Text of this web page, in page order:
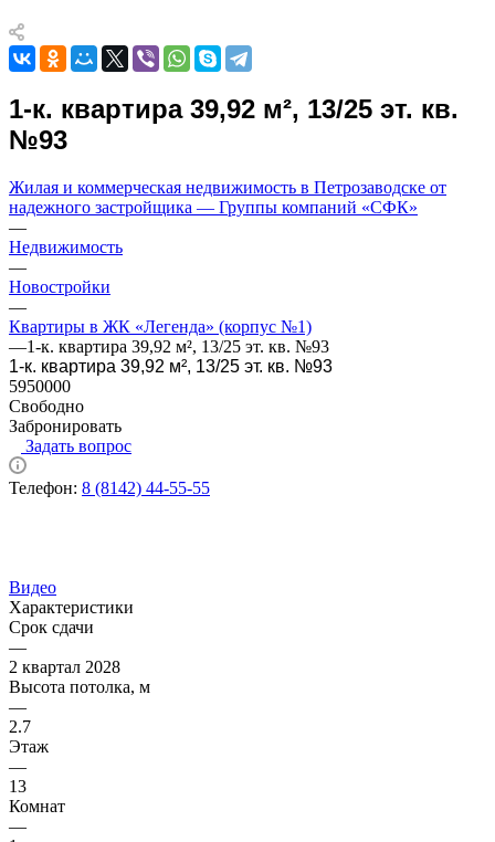
1-к. квартира 39,92 м², 13/25 эт. кв.
№93
Жилая и коммерческая недвижимость в Петрозаводске от
надежного застройщика — Группы компаний «СФК»
—
Недвижимость
—
Новостройки
—
Квартиры в ЖК «Легенда» (корпус №1)
—1-к. квартира 39,92 м², 13/25 эт. кв. №93
1-к. квартира 39,92 м², 13/25 эт. кв. №93
5950000
Свободно
Забронировать
Задать вопрос
Телефон: 8 (8142) 44-55-55
Видео
Характеристики
Срок сдачи
—
2 квартал 2028
Высота потолка, м
—
2.7
Этаж
—
13
Комнат
—